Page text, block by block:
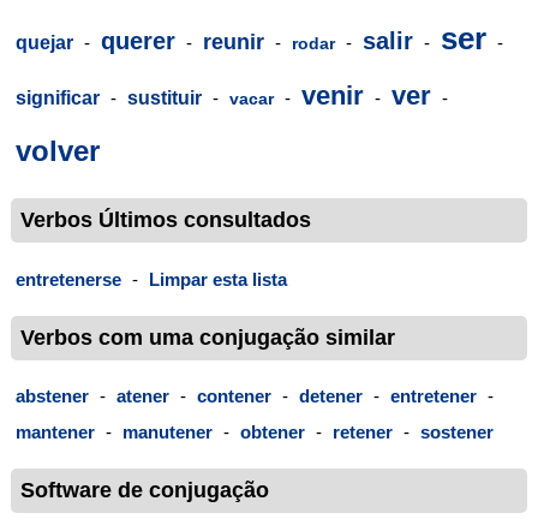
quejar - querer - reunir - rodar - salir - ser -
significar - sustituir - vacar - venir - ver -
volver
Verbos Últimos consultados
entretenerse - Limpar esta lista
Verbos com uma conjugação similar
abstener - atener - contener - detener - entretener -
mantener - manutener - obtener - retener - sostener
Software de conjugação